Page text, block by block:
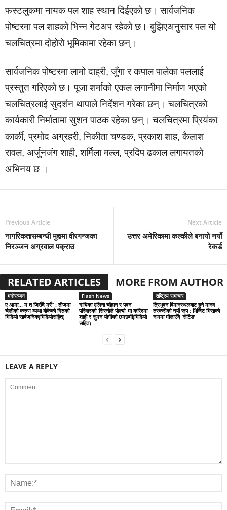
फस्टलुकमा नायक पल शाह स्थान दिईएको छ। सार्वजनिक
पोष्टरमा पल शाहको भिन्न गेटअप रहेको छ। बुझिएअनुसार पल यो
चलचित्रमा दोहोरो भूमिकामा रहेका छन्।
सार्वजनिक पोष्टरमा लामो दाह्री, जुँगा र कपाल पालेका पललाई
प्रस्तुत गरिएको छ। पूजा शर्माको एकल लगानीमा निर्माण भएको
चलचित्रलाई सुदर्शन थापाले निर्देशन गरेका छन्। चलचित्रको
कार्यकारी निर्मातामा सुशन पाठक रहेका छन्। चलचित्रमा प्रियंका
कार्की, प्रमोद अग्रहरी, निकीता चण्डक, प्रकाश शाह, कैलाश
रावल, अर्जुनजंग शाही, शर्मिला मल्ल, प्रदिप ढकाल लगायतको
अभिनय छ ।
Previous Article
नागरिकतासम्बन्धी मुद्दामा वीरगन्जका
निरञ्जन अग्रवाल पक्राउ
Next Article
उत्तर अमेरिकामा कल्कीले बनायो नयाँ
रेकर्ड
RELATED ARTICLES MORE FROM AUTHOR
मनोरञ्जन
ए आमा… म त जिउँदै मरेँ” : तीजमा
चेलीको करुण व्यथा बोकेको गितको
भिडियो सार्बजनिक(भिडियोसहित)
Flash News
गायिका एलिना चौहान र पवन
परिवारको ‘सिस्नोले पोल्यो’ मा करिश्मा
शाही र सुमन योगीको छमछमी(भिडियो
सहित)
राष्ट्रिय समाचार
त्रिभुवन विमानस्थलबाट हुने मानव
तस्करीको नयाँ रूप : भिजिट भिसाको
नाममा मौलाउँदै ‘सेटिङ’
LEAVE A REPLY